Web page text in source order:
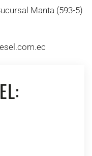
Manta (593-5)